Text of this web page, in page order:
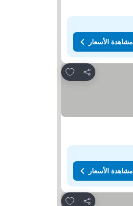
مشاهدة الأسعار
مشاركة
Add to favorites
مشاهدة الأسعار
Add to favorites